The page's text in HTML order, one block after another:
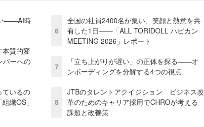
——AI時
本質的変
バーへの
ているの
織OS」
6
全国の社員2400名が集い、笑顔と熱意を共
有した1日――「ALL TORIDOLL ハピカン
MEETING 2026」レポート
7
「立ち上がりが遅い」の正体を探る——オ
ンボーディングを分解する4つの視点
8
JTBのタレントアクイジション ビジネス改
革のためのキャリア採用でCHROが考える
課題と改善策